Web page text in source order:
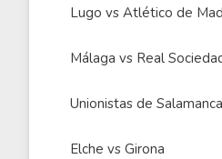
Lugo vs Atlético de
Málaga vs Real
Unionistas de
Elche vs Girona